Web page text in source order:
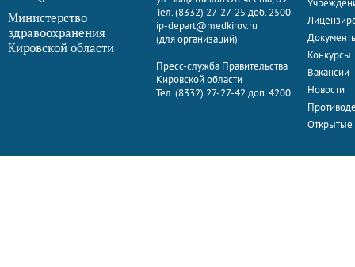
Министерство
здравоохранения
Кировской области
Тел. (8332) 27-27-25 доб. 2500
ip-depart@medkirov.ru
(для организаций)
Пресс-служба Правительства
Кировской области
Тел. (8332) 27-27-42 доп. 4200
Конкурсы
Вакансии
Новости